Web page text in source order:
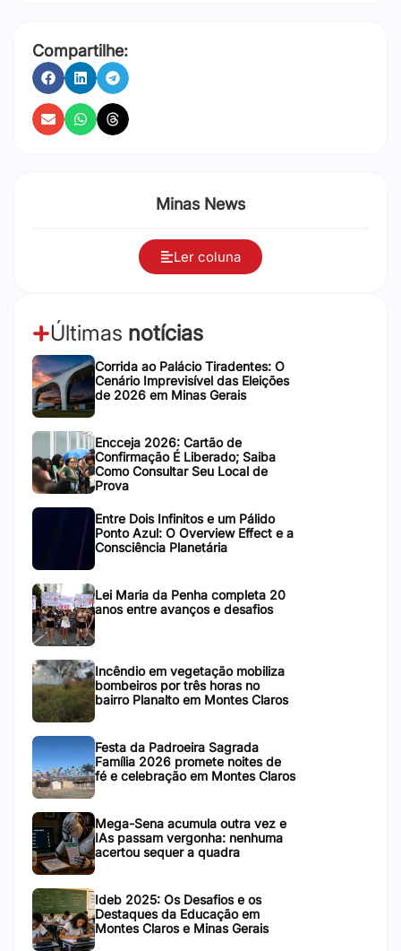
Compartilhe:
Minas News
Ler coluna
Últimas notícias
Corrida ao Palácio Tiradentes: O
Cenário Imprevisível das Eleições
de 2026 em Minas Gerais
Encceja 2026: Cartão de
Confirmação É Liberado; Saiba
Como Consultar Seu Local de
Prova
Entre Dois Infinitos e um Pálido
Ponto Azul: O Overview Effect e a
Consciência Planetária
Lei Maria da Penha completa 20
anos entre avanços e desafios
Incêndio em vegetação mobiliza
bombeiros por três horas no
bairro Planalto em Montes Claros
Festa da Padroeira Sagrada
Família 2026 promete noites de
fé e celebração em Montes Claros
Mega-Sena acumula outra vez e
IAs passam vergonha: nenhuma
acertou sequer a quadra
Ideb 2025: Os Desafios e os
Destaques da Educação em
Montes Claros e Minas Gerais